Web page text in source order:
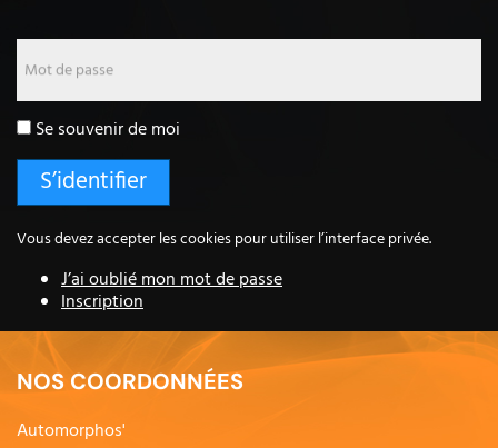
Mot de passe
Se souvenir de moi
Vous devez accepter les cookies pour utiliser l’interface privée.
J’ai oublié mon mot de passe
Inscription
NOS COORDONNÉES
Automorphos'